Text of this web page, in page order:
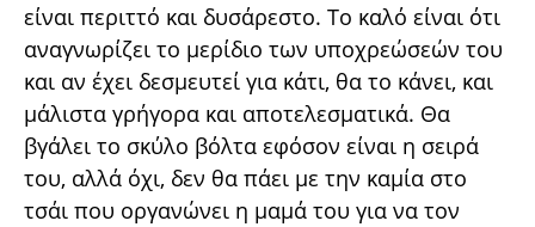
είναι περιττό και δυσάρεστο. Το καλό είναι ότι
αναγνωρίζει το μερίδιο των υποχρεώσεών του
και αν έχει δεσμευτεί για κάτι, θα το κάνει, και
μάλιστα γρήγορα και αποτελεσματικά. Θα
βγάλει το σκύλο βόλτα εφόσον είναι η σειρά
του, αλλά όχι, δεν θα πάει με την καμία στο
τσάι που οργανώνει η μαμά του για να τον